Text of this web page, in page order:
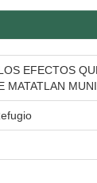
EFECTOS
MATATLAN